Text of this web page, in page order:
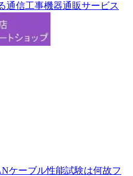
通信工事機器通販サービス
ケーブル性能試験は何故フ